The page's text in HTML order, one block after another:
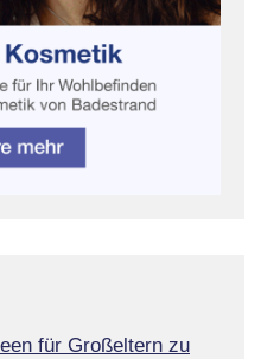
für Großeltern zu